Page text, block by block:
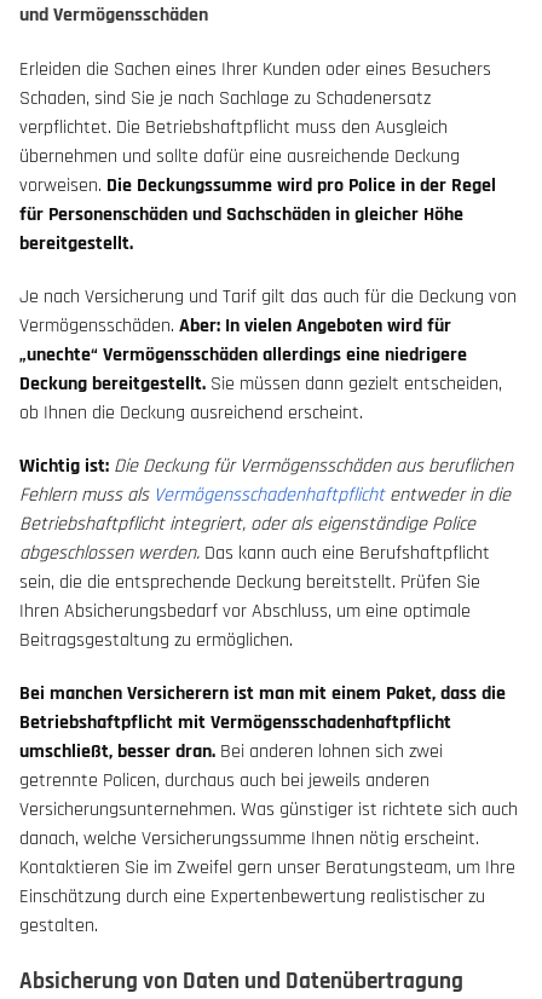
und Vermögensschäden
Erleiden die Sachen eines Ihrer Kunden oder eines Besuchers
Schaden, sind Sie je nach Sachlage zu Schadenersatz
verpflichtet. Die Betriebshaftpflicht muss den Ausgleich
übernehmen und sollte dafür eine ausreichende Deckung
vorweisen. Die Deckungssumme wird pro Police in der Regel
für Personenschäden und Sachschäden in gleicher Höhe
bereitgestellt.
Je nach Versicherung und Tarif gilt das auch für die Deckung von
Vermögensschäden. Aber: In vielen Angeboten wird für
„unechte“ Vermögensschäden allerdings eine niedrigere
Deckung bereitgestellt. Sie müssen dann gezielt entscheiden,
ob Ihnen die Deckung ausreichend erscheint.
Wichtig ist: Die Deckung für Vermögensschäden aus beruflichen
Fehlern muss als Vermögensschadenhaftpflichtentweder in die
Betriebshaftpflicht integriert, oder als eigenständige Police
abgeschlossen werden. Das kann auch eine Berufshaftpflicht
sein, die die entsprechende Deckung bereitstellt. Prüfen Sie
Ihren Absicherungsbedarf vor Abschluss, um eine optimale
Beitragsgestaltung zu ermöglichen.
Bei manchen Versicherern ist man mit einem Paket, dass die
Betriebshaftpflicht mit Vermögensschadenhaftpflicht
umschließt, besser dran. Bei anderen lohnen sich zwei
getrennte Policen, durchaus auch bei jeweils anderen
Versicherungsunternehmen. Was günstiger ist richtete sich auch
danach, welche Versicherungssumme Ihnen nötig erscheint.
Kontaktieren Sie im Zweifel gern unser Beratungsteam, um Ihre
Einschätzung durch eine Expertenbewertung realistischer zu
gestalten.
Absicherung von Daten und Datenübertragung